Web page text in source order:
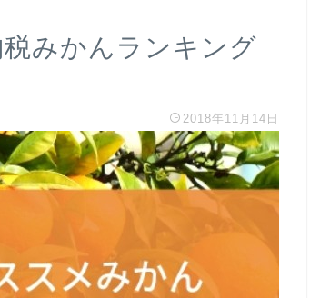
税みかんランキング
2018年11月14日